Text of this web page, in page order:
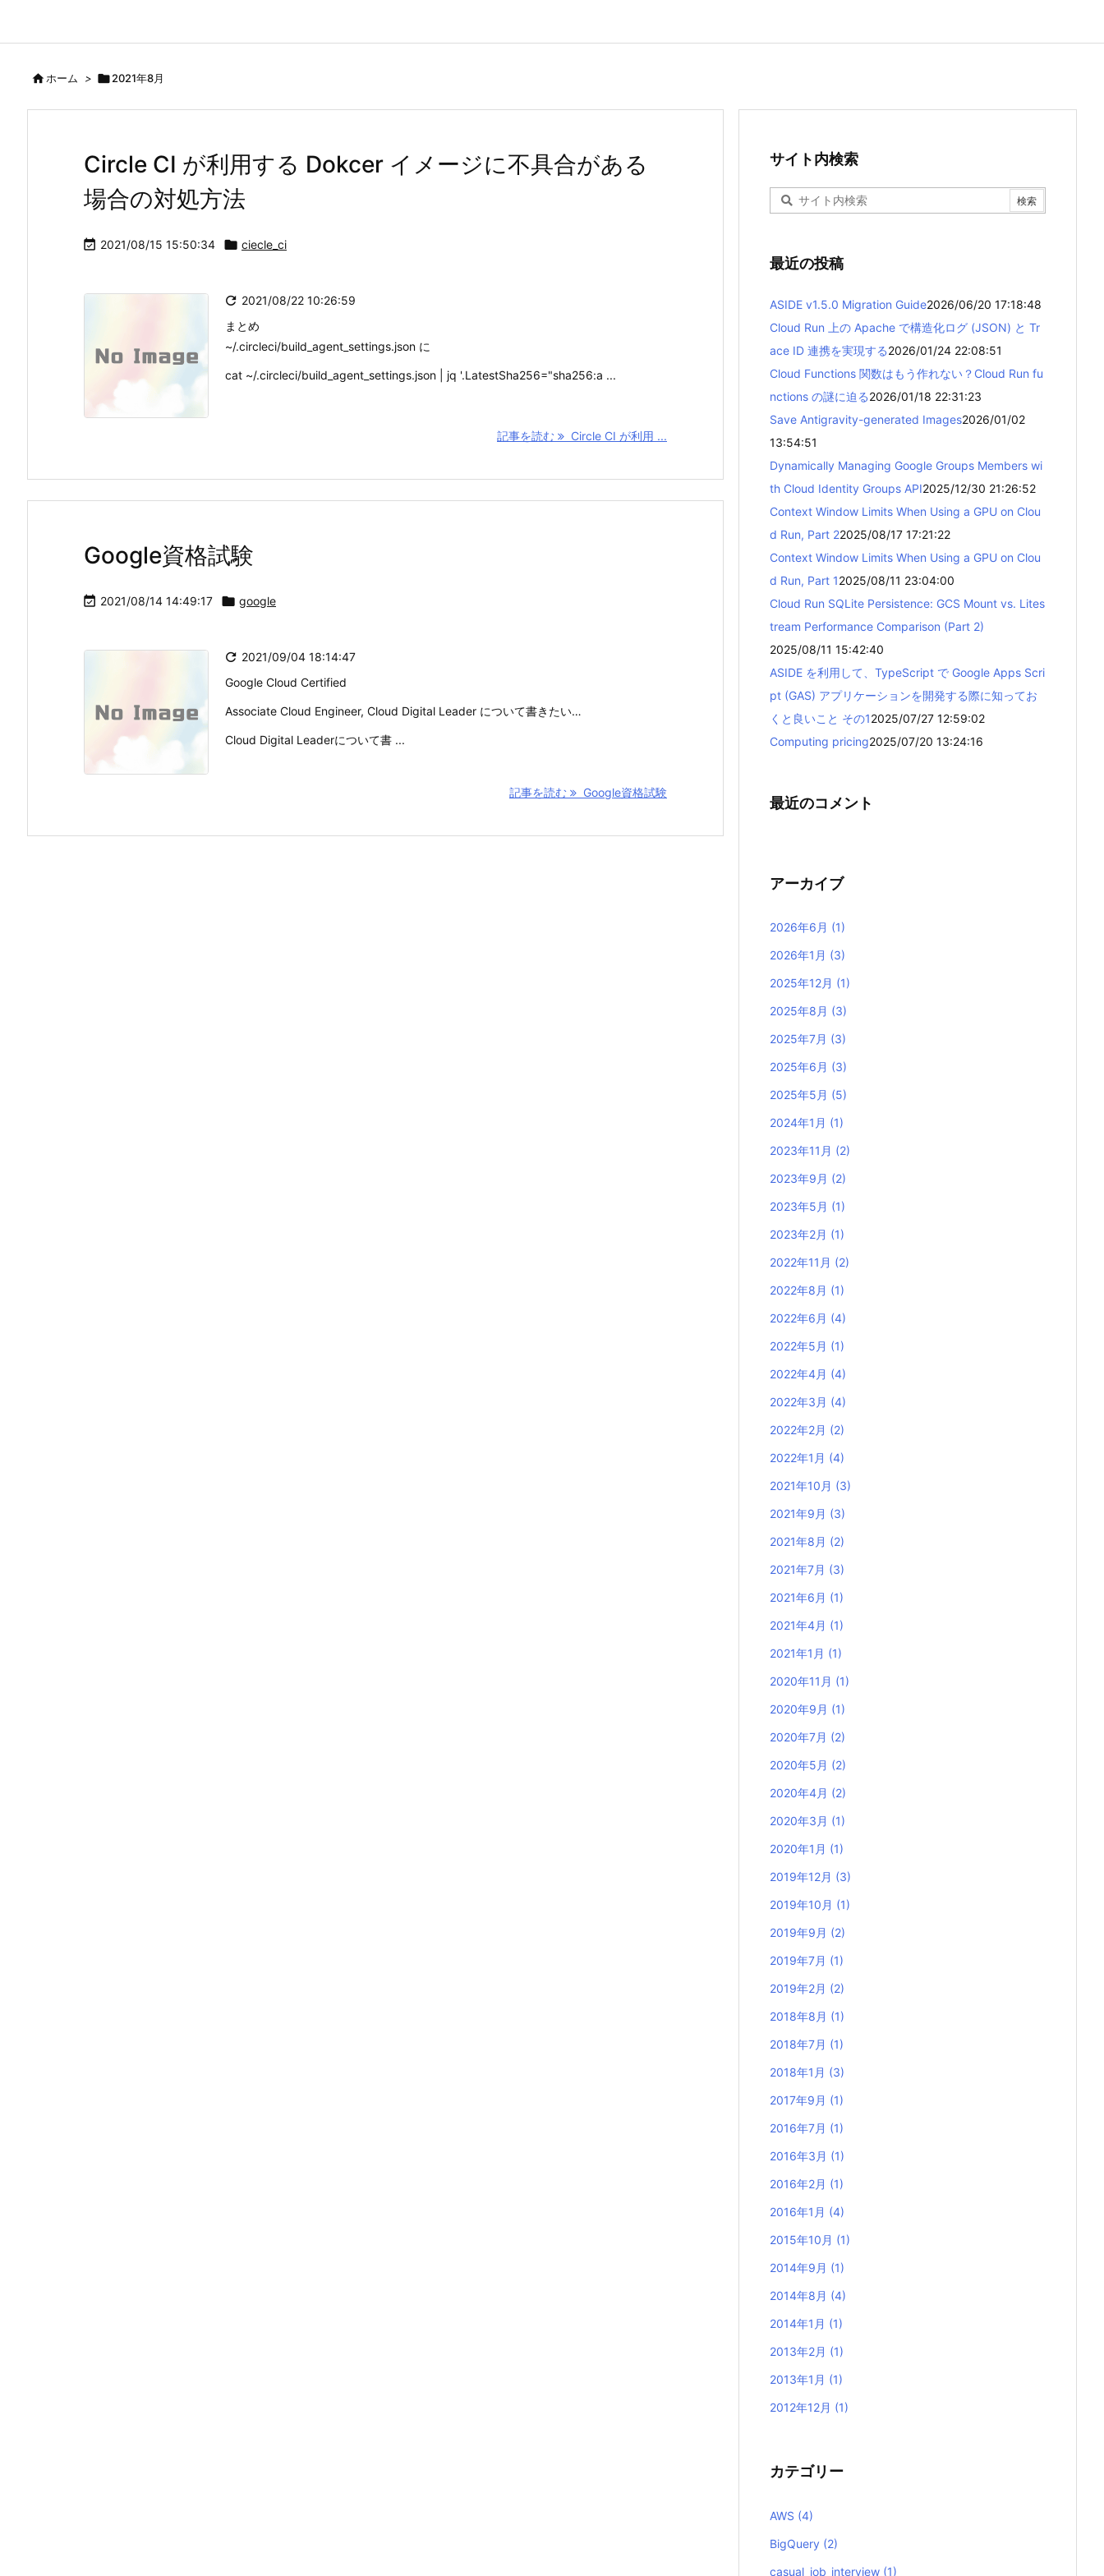
ホーム > 2021年8月
Circle CI が利用する Dokcer イメージに不具合がある
場合の対処方法
 2021/08/15 15:50:34  ciecle_ci
 2021/08/22 10:26:59
まとめ
~/.circleci/build_agent_settings.json に
cat ~/.circleci/build_agent_settings.json | jq '.LatestSha256="sha256:a ...
記事を読む Circle CI が利用 ...
Google資格試験
 2021/08/14 14:49:17  google
 2021/09/04 18:14:47
Google Cloud Certified
Associate Cloud Engineer, Cloud Digital Leader について書きたい…
Cloud Digital Leaderについて書 ...
記事を読む Google資格試験
サイト内検索
最近の投稿
ASIDE v1.5.0 Migration Guide2026/06/20 17:18:48
Cloud Run 上の Apache で構造化ログ (JSON) と Tr
ace ID 連携を実現する2026/01/24 22:08:51
Cloud Functions 関数はもう作れない？Cloud Run fu
nctions の謎に迫る2026/01/18 22:31:23
Save Antigravity-generated Images2026/01/02
13:54:51
Dynamically Managing Google Groups Members wi
th Cloud Identity Groups API2025/12/30 21:26:52
Context Window Limits When Using a GPU on Clou
d Run, Part 22025/08/17 17:21:22
Context Window Limits When Using a GPU on Clou
d Run, Part 12025/08/11 23:04:00
Cloud Run SQLite Persistence: GCS Mount vs. Lites
tream Performance Comparison (Part 2)
2025/08/11 15:42:40
ASIDE を利用して、TypeScript で Google Apps Scri
pt (GAS) アプリケーションを開発する際に知ってお
くと良いこと その12025/07/27 12:59:02
Computing pricing2025/07/20 13:24:16
最近のコメント
アーカイブ
2026年6月 (1)
2026年1月 (3)
2025年12月 (1)
2025年8月 (3)
2025年7月 (3)
2025年6月 (3)
2025年5月 (5)
2024年1月 (1)
2023年11月 (2)
2023年9月 (2)
2023年5月 (1)
2023年2月 (1)
2022年11月 (2)
2022年8月 (1)
2022年6月 (4)
2022年5月 (1)
2022年4月 (4)
2022年3月 (4)
2022年2月 (2)
2022年1月 (4)
2021年10月 (3)
2021年9月 (3)
2021年8月 (2)
2021年7月 (3)
2021年6月 (1)
2021年4月 (1)
2021年1月 (1)
2020年11月 (1)
2020年9月 (1)
2020年7月 (2)
2020年5月 (2)
2020年4月 (2)
2020年3月 (1)
2020年1月 (1)
2019年12月 (3)
2019年10月 (1)
2019年9月 (2)
2019年7月 (1)
2019年2月 (2)
2018年8月 (1)
2018年7月 (1)
2018年1月 (3)
2017年9月 (1)
2016年7月 (1)
2016年3月 (1)
2016年2月 (1)
2016年1月 (4)
2015年10月 (1)
2014年9月 (1)
2014年8月 (4)
2014年1月 (1)
2013年2月 (1)
2013年1月 (1)
2012年12月 (1)
カテゴリー
AWS (4)
BigQuery (2)
casual_job_interview (1)